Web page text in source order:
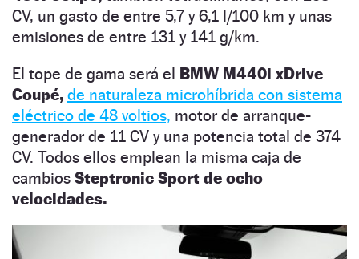
CV, un gasto de entre 5,7 y 6,1 l/100 km y unas
emisiones de entre 131 y 141 g/km.
El tope de gama será el BMW M440i xDrive
Coupé, de naturaleza microhíbrida con sistema
eléctrico de 48 voltios, motor de arranque-
generador de 11 CV y una potencia total de 374
CV. Todos ellos emplean la misma caja de
cambios Steptronic Sport de ocho
velocidades.